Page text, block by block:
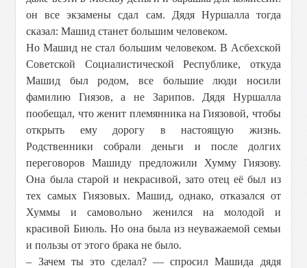
он все экзамены сдал сам. Дядя Нуршалла тогда
сказал: Машид станет большим человеком.
Но Машид не стал большим человеком. В Асбехской
Советской Социалистической Республике, откуда
Машид был родом, все большие люди носили
фамилию Гиязов, а не Зарипов. Дядя Нуршалла
пообещал, что женит племянника на Гиязовой, чтобы
открыть ему дорогу в настоящую жизнь.
Родственники собрали деньги и после долгих
переговоров Машиду предложили Хумму Гиязову.
Она была старой и некрасивой, зато отец её был из
тех самых Гиязовых. Машид, однако, отказался от
Хуммы и самовольно женился на молодой и
красивой Биюль. Но она была из неуважаемой семьи
и пользы от этого брака не было.
– Зачем ты это сделал? — спросил Машида дядя